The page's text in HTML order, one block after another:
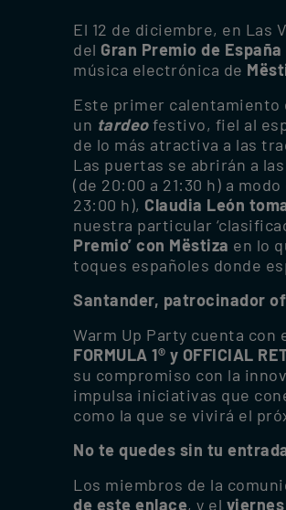
El 12 de diciembre, en Las
del Gran Premio de España
música electrónica de
Este primer calentamiento
un tardeofestivo, fiel al
de lo más atractiva a las
Las puertas se abrirán a las
(de 20:00 a 21:30 h) a
23:00 h), Claudia León
nuestra particular
Premio’ con Mëstiza en lo
toques españoles donde
Santander, patrocinador
Warm Up Party cuenta con
FORMULA 1® y OFFICIAL
su compromiso con la
impulsa iniciativas que
como la que se vivirá el
No te quedes sin tu
Los miembros de la
de este enlace, y el viernes